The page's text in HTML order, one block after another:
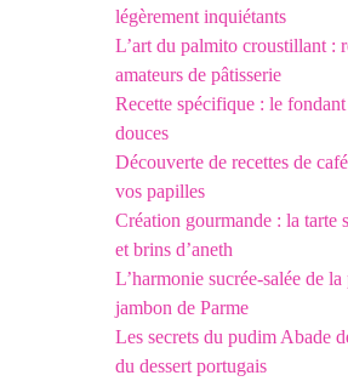
légèrement inquiétants
L’art du palmito croustillant :
amateurs de pâtisserie
Recette spécifique : le
douces
Découverte de recettes de
vos papilles
Création gourmande : la tarte
et brins d’aneth
L’harmonie sucrée-salée de
jambon de Parme
Les secrets du pudim Abade
du dessert portugais